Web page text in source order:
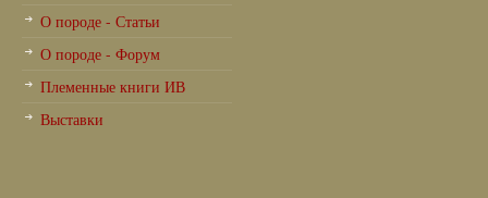
О породе - Статьи
О породе - Форум
Племенные книги ИВ
Выставки